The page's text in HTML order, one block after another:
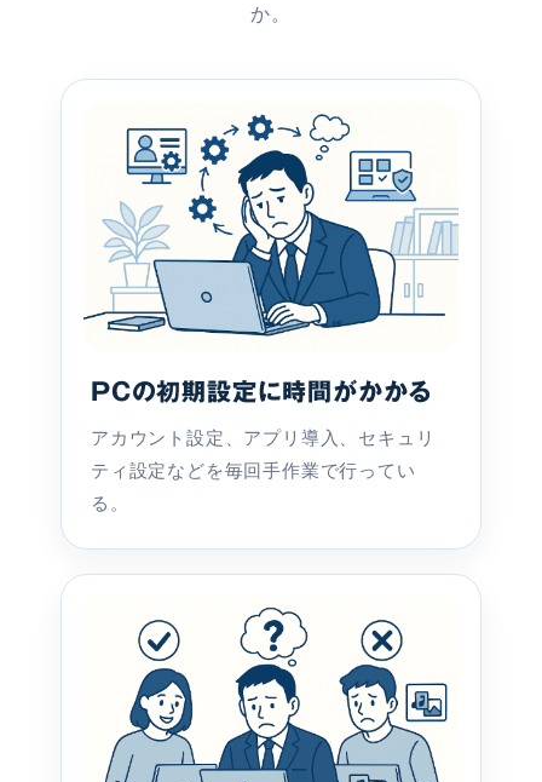
か。
PCの初期設定に時間がかかる
アカウント設定、アプリ導入、セキュリ
ティ設定などを毎回手作業で行ってい
る。